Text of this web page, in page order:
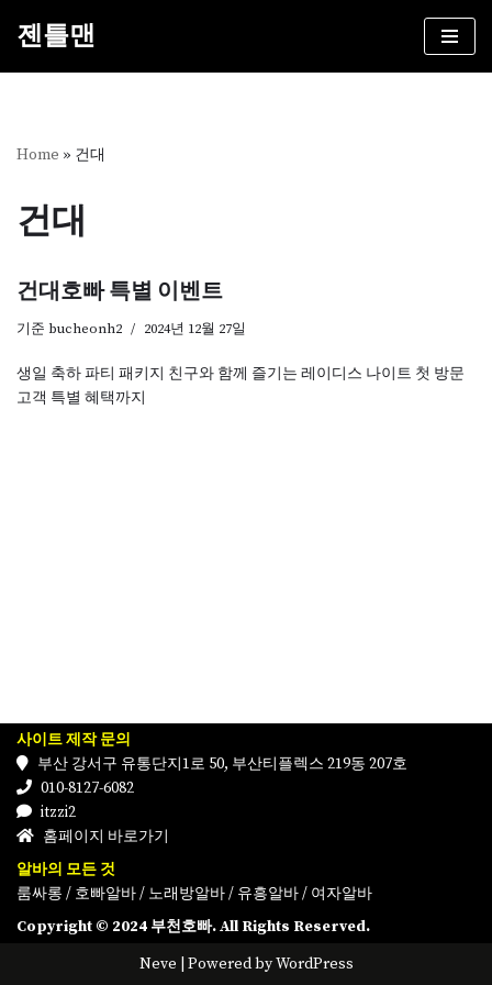
건
뛰
기
젠틀맨
Home » 건대
건대
건대호빠 특별 이벤트
기준 bucheonh2 2024년 12월 27일
생일 축하 파티 패키지 친구와 함께 즐기는 레이디스 나이트 첫 방문
고객 특별 혜택까지
사이트 제작 문의
부산 강서구 유통단지1로 50, 부산티플렉스 219동 207호
010-8127-6082
itzzi2
홈페이지 바로가기
알바의 모든 것
룸싸롱 / 호빠알바/ 노래방알바/ 유흥알바/ 여자알바
Copyright © 2024 부천호빠. All Rights Reserved.
Neve | Powered byWordPress